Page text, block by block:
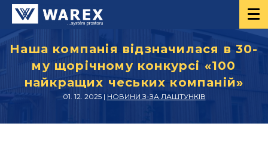
Наша компанія відзначилася в 30-
му щорічному конкурсі «100
найкращих чеських компаній»
01. 12. 2025 | НОВИНИ З-ЗА ЛАШТУНКІВ